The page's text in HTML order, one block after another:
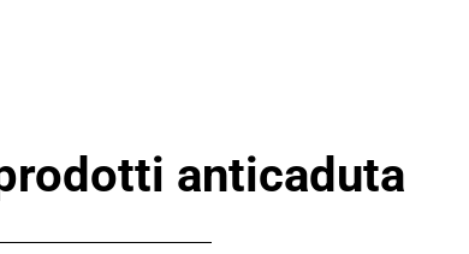
anticaduta